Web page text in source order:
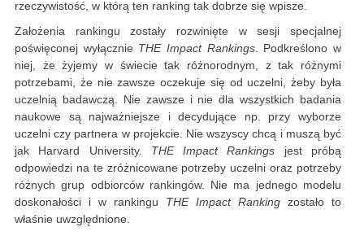
rzeczywistość, w którą ten ranking tak dobrze się wpisze.
Założenia rankingu zostały rozwinięte w sesji specjalnej
poświęconej wyłącznie THE Impact Rankings. Podkreślono w
niej, że żyjemy w świecie tak różnorodnym, z tak różnymi
potrzebami, że nie zawsze oczekuje się od uczelni, żeby była
uczelnią badawczą. Nie zawsze i nie dla wszystkich badania
naukowe są najważniejsze i decydujące np. przy wyborze
uczelni czy partnera w projekcie. Nie wszyscy chcą i muszą być
jak Harvard University. THE Impact Rankings jest próbą
odpowiedzi na te zróżnicowane potrzeby uczelni oraz potrzeby
różnych grup odbiorców rankingów. Nie ma jednego modelu
doskonałości i w rankingu THE Impact Ranking zostało to
właśnie uwzględnione.